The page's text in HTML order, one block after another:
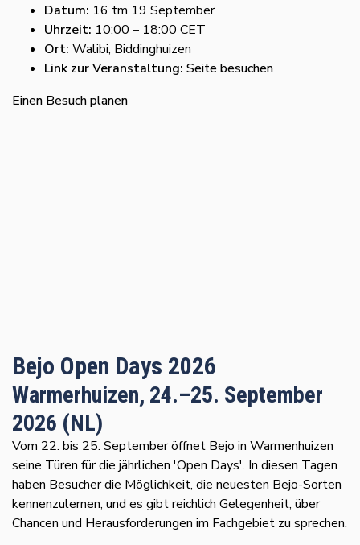
Datum: 16 tm 19 September
Uhrzeit: 10:00 – 18:00 CET
Ort: Walibi, Biddinghuizen
Link zur Veranstaltung: Seite besuchen
Einen Besuch planen
Bejo Open Days 2026
Warmerhuizen, 24.–25. September
2026 (NL)
Vom 22. bis 25. September öffnet Bejo in Warmenhuizen
seine Türen für die jährlichen 'Open Days'. In diesen Tagen
haben Besucher die Möglichkeit, die neuesten Bejo-Sorten
kennenzulernen, und es gibt reichlich Gelegenheit, über
Chancen und Herausforderungen im Fachgebiet zu sprechen.